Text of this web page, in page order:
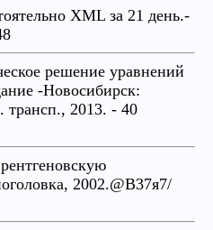
XML за 21 день.-
решение уравнений
-Новосибирск:
трансп., 2013. - 40
2002.@В37я7/